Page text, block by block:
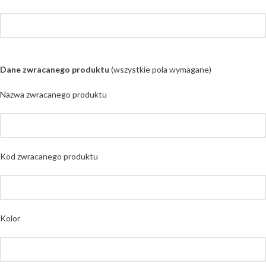
Dane zwracanego produktu (wszystkie pola wymagane)
Nazwa zwracanego produktu
Kod zwracanego produktu
Kolor